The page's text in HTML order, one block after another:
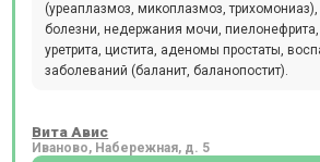
(уреаплазмоз, микоплазмоз,
болезни, недержания мочи, пиелонефрита,
уретрита, цистита, аденомы простаты,
заболеваний (баланит, баланопостит).
Вита Авис
Иваново, Набережная, д. 5